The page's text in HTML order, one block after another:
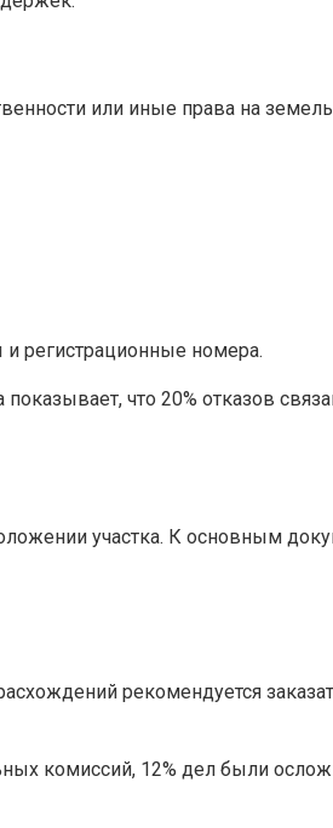
или иные права на
и регистрационные номера.
что 20% отказов
участка. К основным
рекомендуется
комиссий, 12% дел были